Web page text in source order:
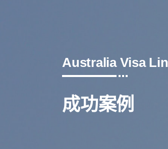
Australia Visa
成功案例